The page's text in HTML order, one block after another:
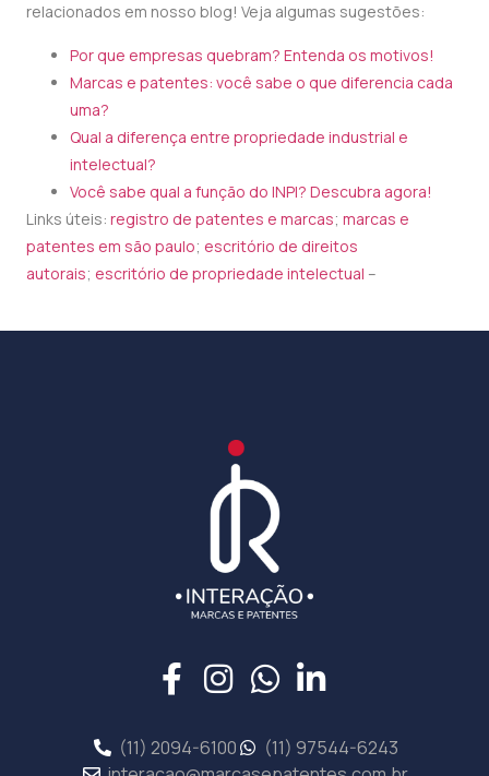
relacionados em nosso blog! Veja algumas sugestões:
Por que empresas quebram? Entenda os motivos!
Marcas e patentes: você sabe o que diferencia cada
uma?
Qual a diferença entre propriedade industrial e
intelectual?
Você sabe qual a função do INPI? Descubra agora!
Links úteis: registro de patentes e marcas; marcas e
patentes em são paulo; escritório de direitos
autorais; escritório de propriedade intelectual –
(11) 2094-6100
(11) 97544-6243